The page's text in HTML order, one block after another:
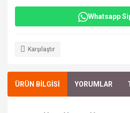
Whatsapp
Karşılaştır
ÜRÜN BİLGİSİ YORUMLAR